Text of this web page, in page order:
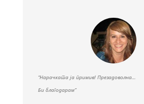
“Нарачката ја примив! Презадоволна…
Би благодарам”